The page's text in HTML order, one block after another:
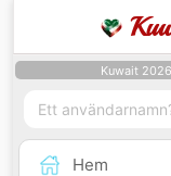
Kuwait
Hem